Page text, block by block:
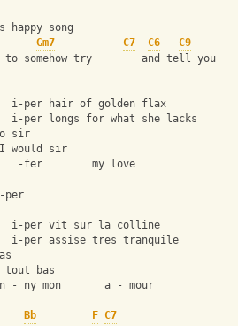
song
Gm7 C7 C6
C9
to somehow try        and tell you
per hair of golden flax
longs for what she lacks
sir
I would sir
i   -fer        my love
i-per vit sur la colline
per assise tres tranquile
tout bas
- ny mon       a - mour
Bb F C7